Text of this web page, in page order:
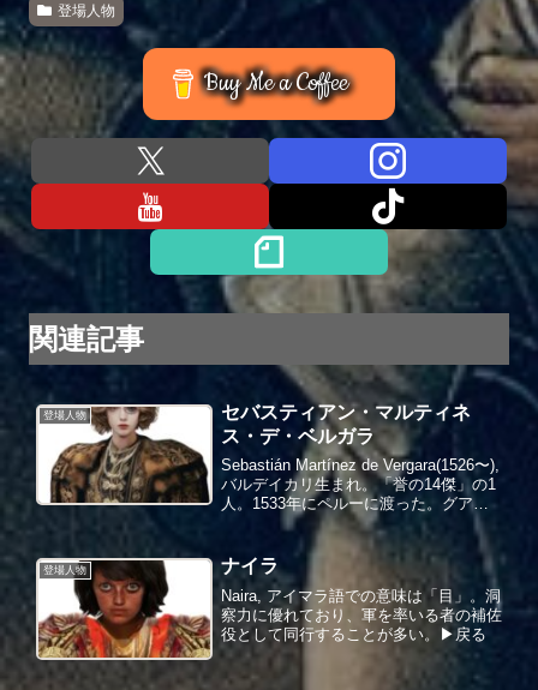
登場人物
Buy Me a Coffee
関連記事
登場人物
セバスティアン・マルティネ
ス・デ・ベルガラ
Sebastián Martínez de Vergara(1526〜),
バルデイカリ生まれ。「誉の14傑」の1
人。1533年にペルーに渡った。グアリ
ナの戦い、ハキハワナの戦いにも参戦。
チリに渡り、バルディビア軍に加わっ
た。バルディビアが海...
登場人物 ナイラ
Naira, アイマラ語での意味は「目」。洞
察力に優れており、軍を率いる者の補佐
役として同行することが多い。▶︎戻る